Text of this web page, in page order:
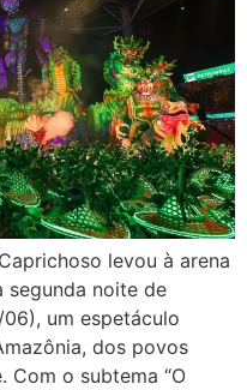
levou à arena
segunda noite de
um espetáculo
dos povos
Com o subtema “O